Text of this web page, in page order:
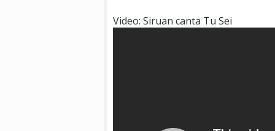
Video: Siruan canta Tu Sei